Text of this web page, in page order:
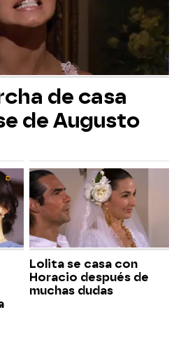
de casa
de Augusto
Lolita se casa con
Horacio después de
muchas dudas